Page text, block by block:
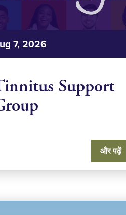
7, 2026
Support
और पढ़ें